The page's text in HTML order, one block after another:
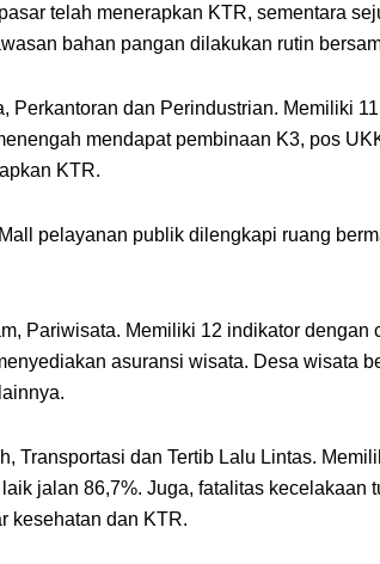
telah menerapkan KTR, sementara
bahan pangan dilakukan rutin
Perkantoran dan Perindustrian. Memiliki
mendapat pembinaan K3, pos
KTR.
pelayanan publik dilengkapi ruang
Pariwisata. Memiliki 12 indikator
asuransi wisata. Desa wisata
Transportasi dan Tertib Lalu Lintas.
jalan 86,7%. Juga, fatalitas kecelakaan
kesehatan dan KTR.